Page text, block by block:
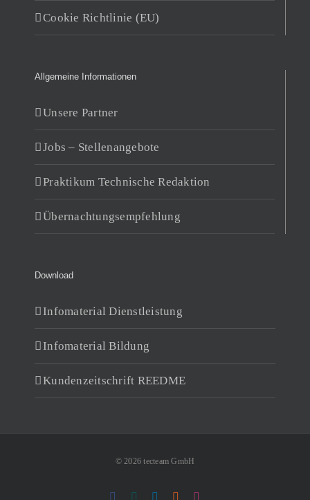
Cookie Richtlinie (EU)
Allgemeine Informationen
Unsere Partner
Jobs – Stellenangebote
Praktikum Technische Redaktion
Übernachtungsempfehlung
Download
Infomaterial Dienstleistung
Infomaterial Bildung
Kundenzeitschrift REEDME
© 2026 tecteam GmbH
Facebook
Xing LinkedIn
Rss